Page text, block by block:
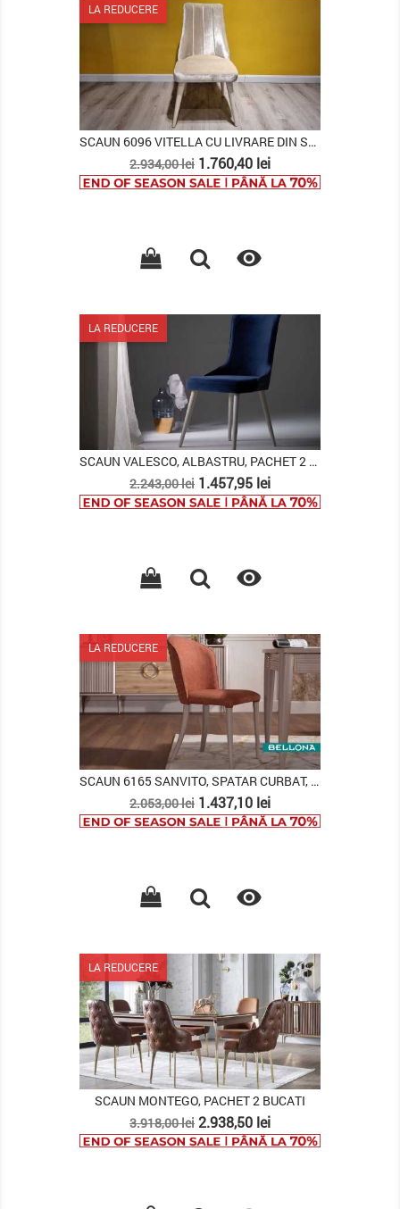
LA REDUCERE
SCAUN 6096 VITELLA CU LIVRARE DIN STOC, SET (2...
Pret
de
2.934,00 lei Pret
1.760,40 lei

LA REDUCERE
SCAUN VALESCO, ALBASTRU, PACHET 2 BUCATI
Pret
de
2.243,00 lei Pret
1.457,95 lei

LA REDUCERE
SCAUN 6165 SANVITO, SPATAR CURBAT, CARAMIZIU,...
Pret
de
2.053,00 lei Pret
1.437,10 lei

LA REDUCERE
SCAUN MONTEGO, PACHET 2 BUCATI
Pret
de
3.918,00 lei Pret
2.938,50 lei